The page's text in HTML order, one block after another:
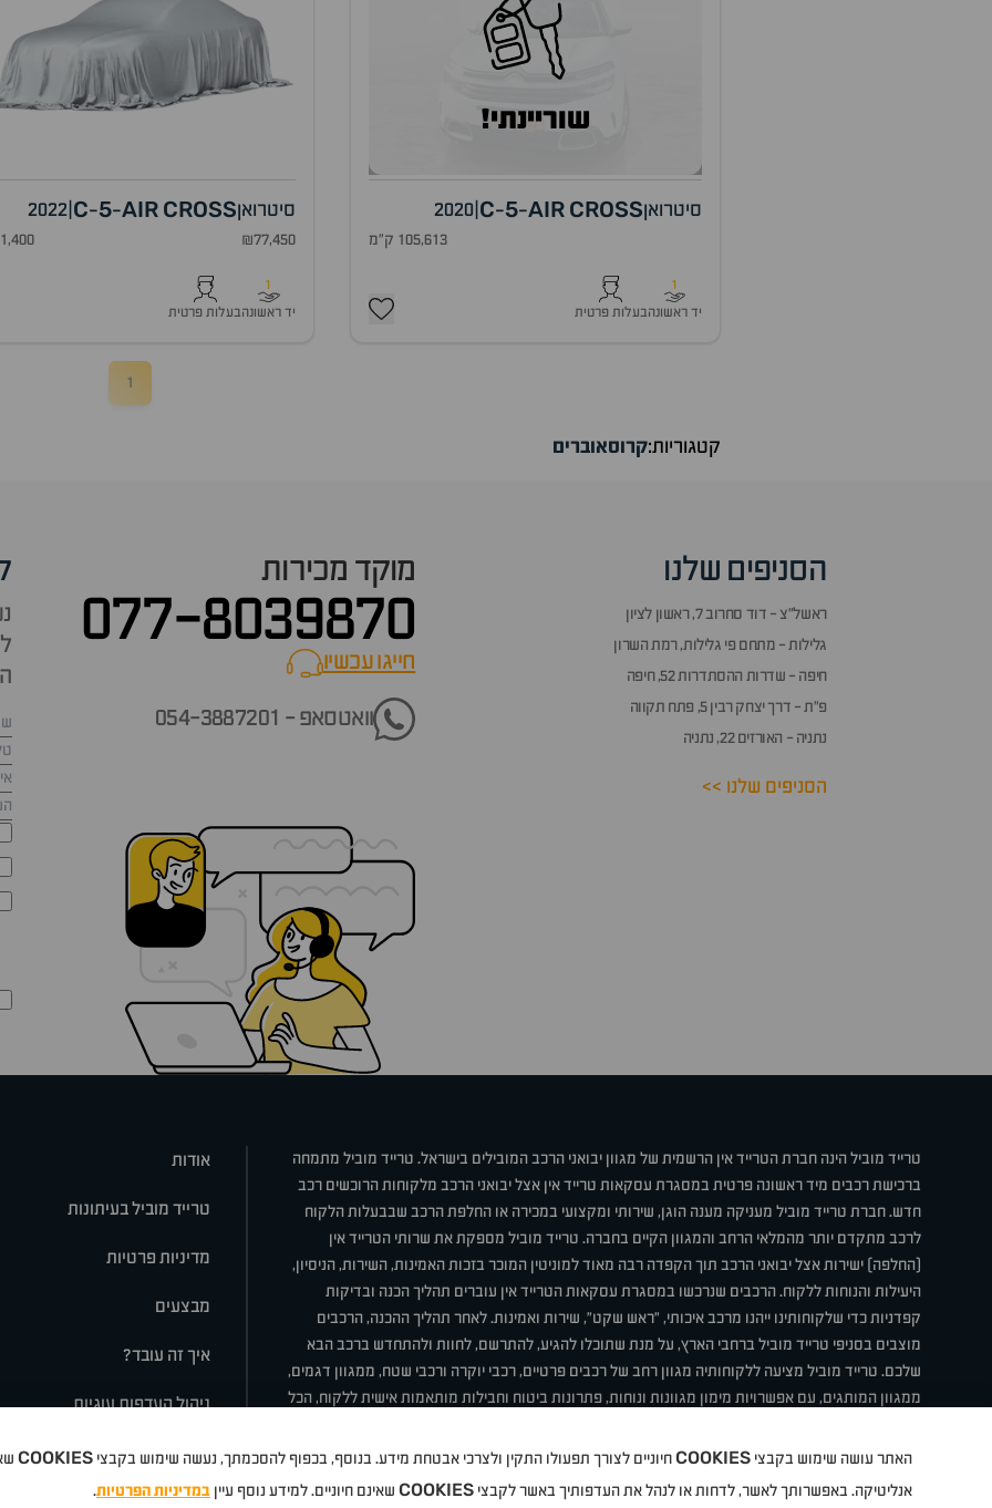
שוריינתי!
סיטרואן C-5-AIR CROSS
2020
105,613 ק"מ
1
יד ראשונהבעלות פרטית
סיטרואן C-5-AIR CROSS
2022
₪77,450
81,400
1
יד ראשונהבעלות פרטית
1
קטגוריות:קרוסאוברים
הסניפים שלנו
ראשל״צ - דוד סחרוב 7, ראשון לציון
גלילות - מתחם פי גלילות, רמת השרון
חיפה - שדרות ההסתדרות 52, חיפה
פ״ת - דרך יצחק רבין 5, פתח תקווה
נתניה - האורזים 22, נתניה
הסניפים שלנו >>
מוקד מכירות
077-8039870
חייגו עכשיוcall now
וואטסאפ - 054-3887201
טרייד מוביל הינה חברת הטרייד אין הרשמית של מגוון יבואני הרכב המובילים בישראל. טרייד מוביל מתמחה
ברכישת רכבים מיד ראשונה פרטית במסגרת עסקאות טרייד אין אצל יבואני הרכב מלקוחות הרוכשים רכב
חדש. חברת טרייד מוביל מעניקה מענה הוגן, שירותי ומקצועי במכירה או החלפת הרכב שבבעלות הלקוח
לרכב מתקדם יותר מהמלאי הרחב והמגוון הקיים בחברה. טרייד מוביל מספקת את שרותי הטרייד אין
(החלפה) ישירות אצל יבואני הרכב תוך הקפדה רבה מאוד למוניטין המוכר בזכות האמינות, השירות, הניסיון,
היעילות והנוחות ללקוח. הרכבים שנרכשו במסגרת עסקאות הטרייד אין עוברים תהליך הכנה ובדיקות
קפדניות כדי שלקוחותינו ייהנו מרכב איכותי, "ראש שקט", שירות ואמינות. לאחר תהליך ההכנה, הרכבים
מוצבים בסניפי טרייד מוביל ברחבי הארץ, על מנת שתוכלו להגיע, להתרשם, לחוות ולהתחדש ברכב הבא
שלכם. טרייד מוביל מציעה ללקוחותיה מגוון רחב של רכבים פרטיים, רכבי יוקרה ורכבי שטח, ממגוון דגמים,
ממגוון המותגים, עם אפשרויות מימון מגוונות ונוחות, פתרונות ביטוח וחבילות מותאמות אישית ללקוח, הכל
אודות
טרייד מוביל בעיתונות
מדיניות פרטיות
מבצעים
איך זה עובד?
ניהול העדפות עוגיות
קיהסיטרואןאופלפיג'וMG
Geelyמזדהבי ווי דיצ'ריטסלהניסאןטויוטה דאצ'יה פולקסווגןטסלהג'יפ ב מ וולקסוסאאודיסקודה
האתר עושה שימוש בקבצי COOKIESחיוניים לצורך תפעולו התקין ולצרכי אבטחת מידע. בנוסף, בכפוף להסכמתך, נעשה שימוש בקבצי COOKIES
אנליטיקה. באפשרותך לאשר, לדחות או לנהל את העדפותיך באשר לקבצי COOKIES שאינם חיוניים. למידע נוסף עיין במדיניות הפרטיות.